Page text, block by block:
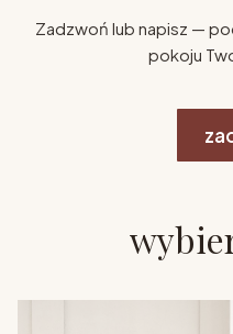
Zadzwoń lub napisz —
pokoju